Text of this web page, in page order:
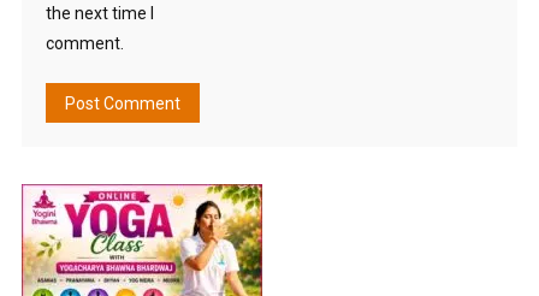
the next time I
comment.